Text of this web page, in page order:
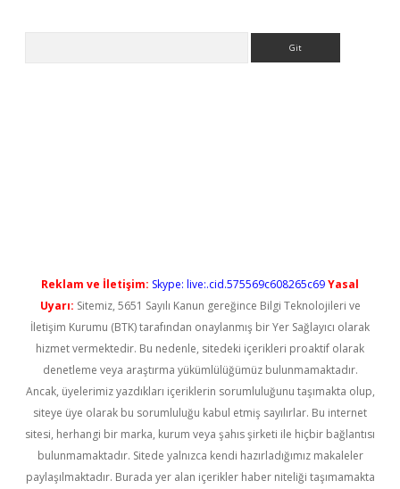
Reklam ve İletişim: Skype: live:.cid.575569c608265c69Yasal
Uyarı: Sitemiz, 5651 Sayılı Kanun gereğince Bilgi Teknolojileri ve
İletişim Kurumu (BTK) tarafından onaylanmış bir Yer Sağlayıcı olarak
hizmet vermektedir. Bu nedenle, sitedeki içerikleri proaktif olarak
denetleme veya araştırma yükümlülüğümüz bulunmamaktadır.
Ancak, üyelerimiz yazdıkları içeriklerin sorumluluğunu taşımakta olup,
siteye üye olarak bu sorumluluğu kabul etmiş sayılırlar. Bu internet
sitesi, herhangi bir marka, kurum veya şahıs şirketi ile hiçbir bağlantısı
bulunmamaktadır. Sitede yalnızca kendi hazırladığımız makaleler
paylaşılmaktadır. Burada yer alan içerikler haber niteliği taşımamakta